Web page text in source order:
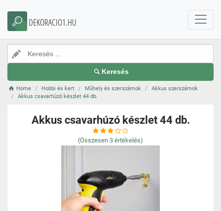
DEKORACIO1.HU
Keresés
Home Hobbi és kert Műhely és szerszámok
Akkus szerszámok
Akkus csavarhúzó készlet 44 db.
Akkus csavarhúzó készlet 44 db.
(Összesen 3 értékelés)